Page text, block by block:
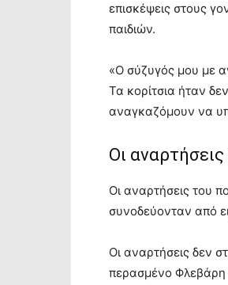
επισκέψεις στους
παιδιών.
«Ο σύζυγός μου με
Τα κορίτσια ήταν
αναγκαζόμουν να
Οι
Οι αναρτήσεις του
συνοδεύονταν από
Οι αναρτήσεις δεν
περασμένο Φλεβάρη